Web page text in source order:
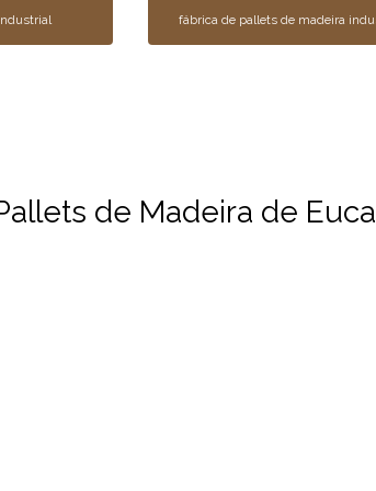
fábrica de pallets de madeira
de Madeira de